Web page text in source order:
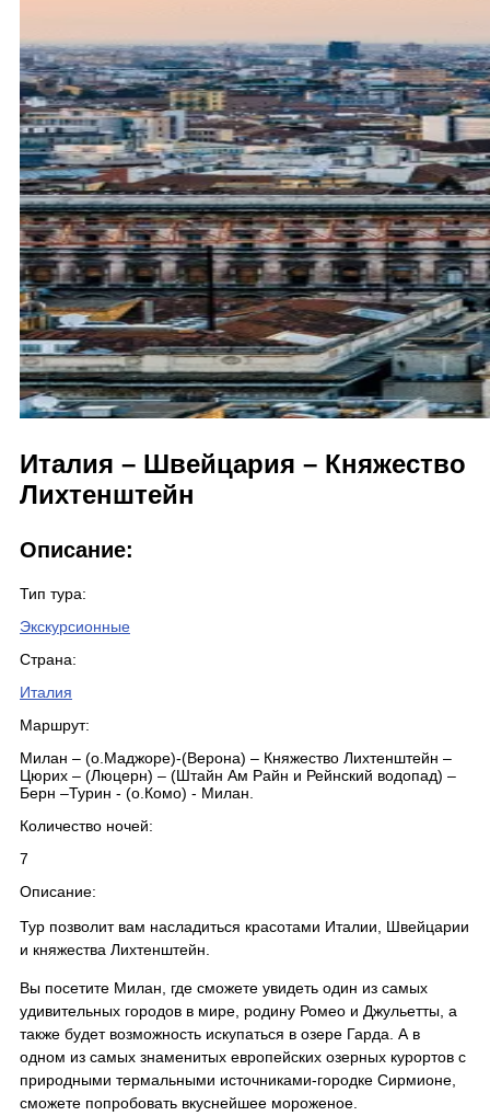
Италия – Швейцария – Княжество
Лихтенштейн
Описание:
Тип тура:
Экскурсионные
Страна:
Италия
Маршрут:
Милан – (о.Маджоре)-(Верона) – Княжество Лихтенштейн –
Цюрих – (Люцерн) – (Штайн Ам Райн и Рейнский водопад) –
Берн –Турин - (о.Комо) - Милан.
Количество ночей:
7
Описание:
Тур позволит вам насладиться красотами Италии, Швейцарии
и княжества Лихтенштейн.
Вы посетите Милан, где сможете увидеть один из самых
удивительных городов в мире, родину Ромео и Джульетты, а
также будет возможность искупаться в озере Гарда. А в
одном из самых знаменитых европейских озерных курортов с
природными термальными источниками-городке Сирмионе,
сможете попробовать вкуснейшее мороженое.